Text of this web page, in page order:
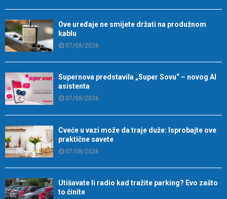
Ove uređaje ne smijete držati na produžnom
kablu
07/08/2026
Supernova predstavila „Super Sovu“ – novog AI
asistenta
07/08/2026
Cveće u vazi može da traje duže: Isprobajte ove
praktične savete
07/08/2026
Utišavate li radio kad tražite parking? Evo zašto
to činite